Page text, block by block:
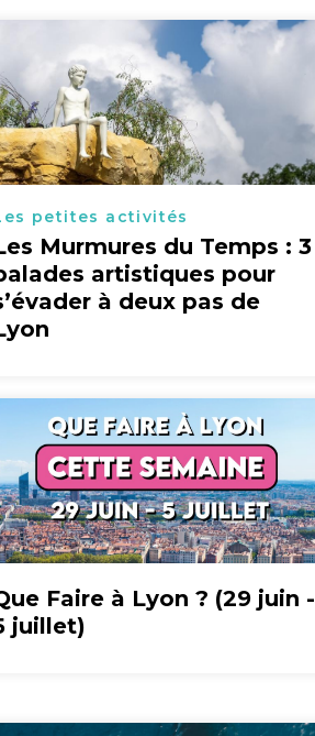
petites activités
Murmures du Temps : 3
artistiques pour
à deux pas de
Faire à Lyon ? (29 juin -
juillet)